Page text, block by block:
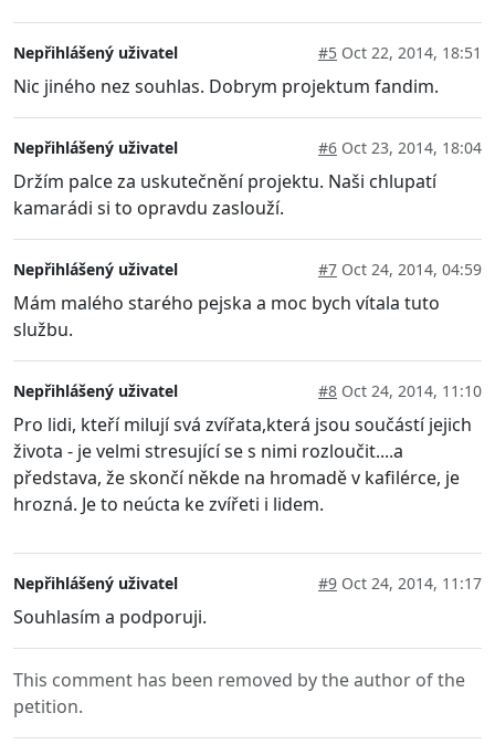
Nepřihlášený uživatel #5 Oct 22, 2014, 18:51
Nic jiného nez souhlas. Dobrym projektum fandim.
Nepřihlášený uživatel #6 Oct 23, 2014, 18:04
Držím palce za uskutečnění projektu. Naši chlupatí
kamarádi si to opravdu zaslouží.
Nepřihlášený uživatel #7 Oct 24, 2014, 04:59
Mám malého starého pejska a moc bych vítala tuto
službu.
Nepřihlášený uživatel #8 Oct 24, 2014, 11:10
Pro lidi, kteří milují svá zvířata,která jsou součástí jejich
života - je velmi stresující se s nimi rozloučit....a
představa, že skončí někde na hromadě v kafilérce, je
hrozná. Je to neúcta ke zvířeti i lidem.
Nepřihlášený uživatel #9 Oct 24, 2014, 11:17
Souhlasím a podporuji.
This comment has been removed by the author of the
petition.